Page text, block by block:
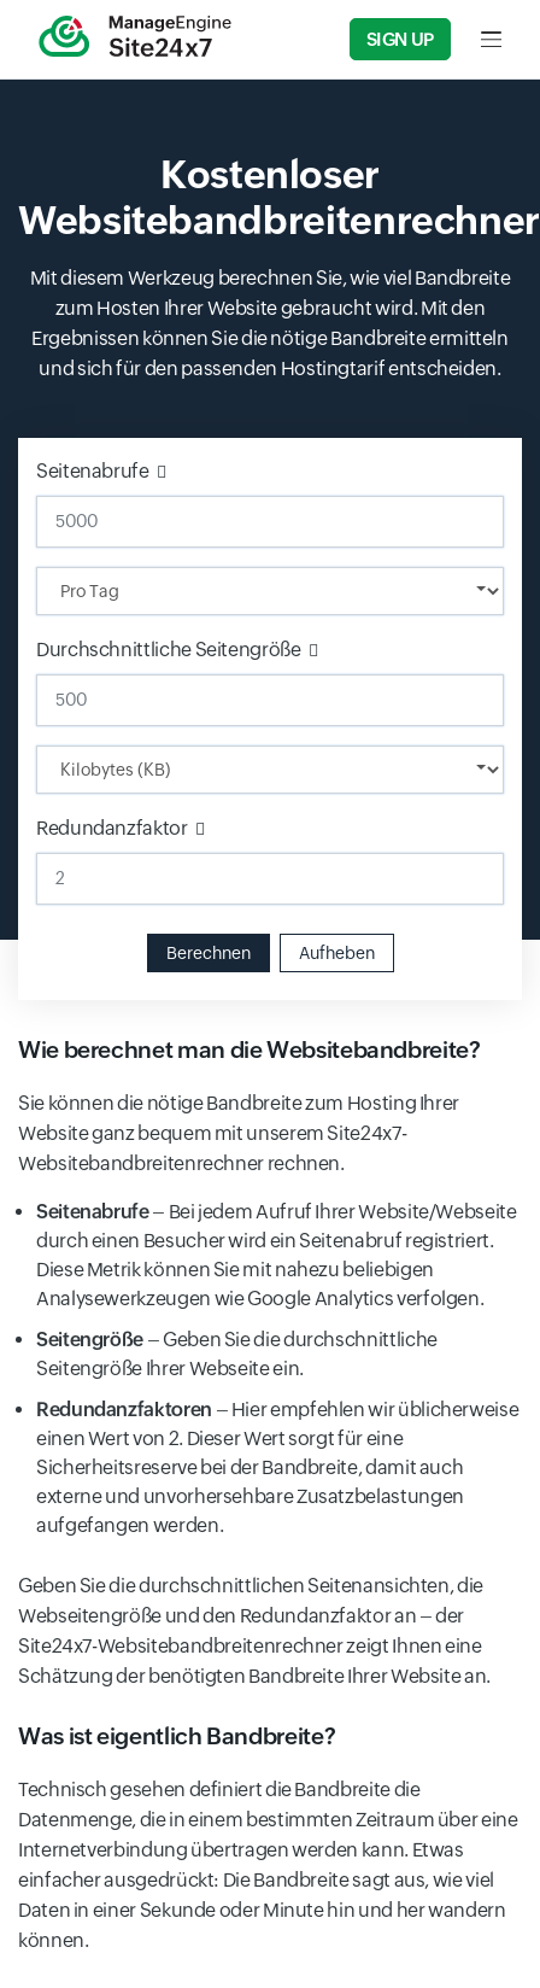
SIGN UP Input
Kostenloser
Websitebandbreitenrechner
Mit diesem Werkzeug berechnen Sie, wie viel Bandbreite
zum Hosten Ihrer Website gebraucht wird. Mit den
Ergebnissen können Sie die nötige Bandbreite ermitteln
und sich für den passenden Hostingtarif entscheiden.
Seitenabrufe
Input field
Durchschnittliche Seitengröße
Input field
Redundanzfaktor
Berechnen Aufheben
Wie berechnet man die Websitebandbreite?
Sie können die nötige Bandbreite zum Hosting Ihrer
Website ganz bequem mit unserem Site24x7-
Websitebandbreitenrechner rechnen.
Seitenabrufe– Bei jedem Aufruf Ihrer Website/Webseite
durch einen Besucher wird ein Seitenabruf registriert.
Diese Metrik können Sie mit nahezu beliebigen
Analysewerkzeugen wie Google Analytics verfolgen.
Seitengröße – Geben Sie die durchschnittliche
Seitengröße Ihrer Webseite ein.
Redundanzfaktoren – Hier empfehlen wir üblicherweise
einen Wert von 2. Dieser Wert sorgt für eine
Sicherheitsreserve bei der Bandbreite, damit auch
externe und unvorhersehbare Zusatzbelastungen
aufgefangen werden.
Geben Sie die durchschnittlichen Seitenansichten, die
Webseitengröße und den Redundanzfaktor an – der
Site24x7-Websitebandbreitenrechner zeigt Ihnen eine
Schätzung der benötigten Bandbreite Ihrer Website an.
Was ist eigentlich Bandbreite?
Technisch gesehen definiert die Bandbreite die
Datenmenge, die in einem bestimmten Zeitraum über eine
Internetverbindung übertragen werden kann. Etwas
einfacher ausgedrückt: Die Bandbreite sagt aus, wie viel
Daten in einer Sekunde oder Minute hin und her wandern
können.